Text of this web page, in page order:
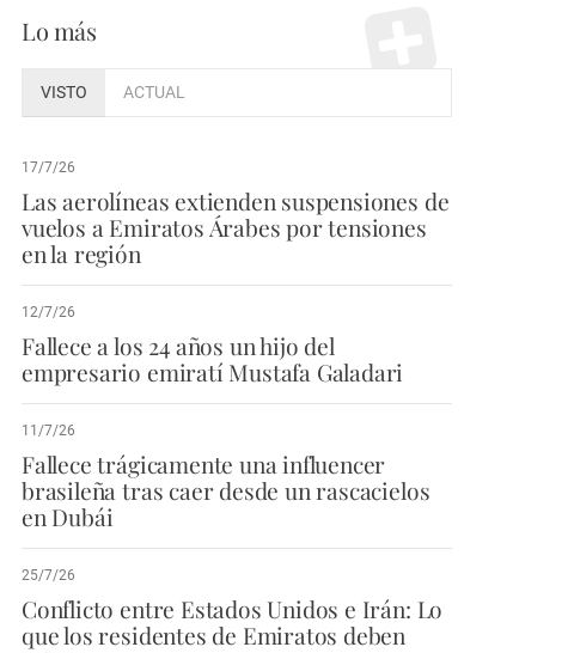
Lo más
VISTO ACTUAL
17/7/26
Las aerolíneas extienden suspensiones de
vuelos a Emiratos Árabes por tensiones
en la región
12/7/26
Fallece a los 24 años un hijo del
empresario emiratí Mustafa Galadari
11/7/26
Fallece trágicamente una influencer
brasileña tras caer desde un rascacielos
en Dubái
25/7/26
Conflicto entre Estados Unidos e Irán: Lo
que los residentes de Emiratos deben